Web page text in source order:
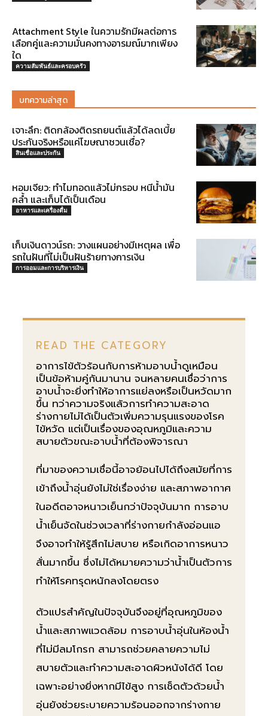
Attachment Style ในความรักมีผลต่อการ
เลือกคู่และความมั่นคงทางอารมณ์มากเพียง
ใด
ความสัมพันธ์และครอบครัว
บทความล่าสุด
เจาะลึก: ติดกล้องติดรถยนต์แล้วได้ลดเบี้ย
ประกันจริงหรือแค่โฆษณาชวนเชื่อ?
สินเชื่อและประกัน
หอมเจียว: ทำไมทอดแล้วไม่กรอบ หนีน้ำมัน
คล้ำ และเก็บได้เป็นเดือน
อาหารและเครื่องดื่ม
เก็บเงินดาวน์รถ: วางแผนอย่างมีเหตุผล เพื่อ
รถในฝันที่ไม่เป็นฝันร้ายทางการเงิน
การออมและการบริหารเงิน
READ THE CATEGORY
อาการไข้ตัวร้อนกับการห้ามอาบน้ำดูเหมือน
เป็นข้อห้ามคู่กันมานาน จนหลายคนเชื่อว่าการ
อาบน้ำจะยิ่งทำให้อาการแย่ลงหรือเป็นหวัดมาก
ขึ้น ทว่าความจริงแล้วการทำความสะอาด
ร่างกายไม่ได้เป็นตัวเพิ่มความรุนแรงของโรค
ไข้หวัด แต่เป็นเรื่องของอุณหภูมิและความ
สบายตัวขณะอาบน้ำที่ต้องพิจารณา
ที่มาของความเชื่อนี้อาจย้อนไปได้ถึงสมัยที่การ
เข้าถึงน้ำอุ่นยังไม่ใช่เรื่องง่าย และสภาพอากาศ
ในอดีตอาจหนาวเย็นกว่าปัจจุบันมาก การอาบ
น้ำเย็นจัดในช่วงเวลาที่ร่างกายกำลังอ่อนแอ
จึงอาจทำให้รู้สึกไม่สบาย หรือเกิดอาการหนาว
สั่นมากขึ้น ซึ่งไม่ได้หมายความว่าน้ำเป็นตัวการ
ทำให้โรคทรุดหนักลงโดยตรง
ตัวแปรสำคัญในปัจจุบันจึงอยู่ที่อุณหภูมิของ
น้ำและสภาพแวดล้อม การอาบน้ำอุ่นในห้องน้ำ
ที่ไม่มีลมโกรก สามารถช่วยคลายความไม่
สบายตัวและทำความสะอาดผิวหนังได้ดี โดย
เฉพาะอย่างยิ่งหากมีไข้สูง การเช็ดตัวด้วยน้ำ
อุ่นยังช่วยระบายความร้อนออกจากร่างกาย